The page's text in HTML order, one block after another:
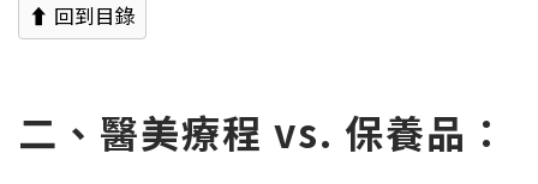
⬆ 回到目錄
二、醫美療程 vs. 保養品：